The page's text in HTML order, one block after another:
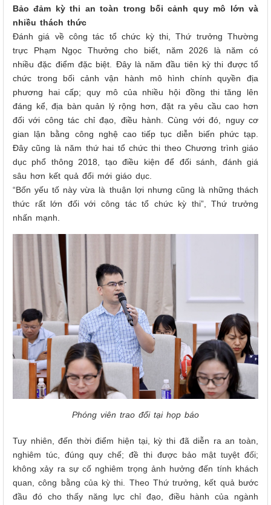
Bảo đảm kỳ thi an toàn trong bối cảnh quy mô lớn và
nhiều thách thức
Đánh giá về công tác tổ chức kỳ thi, Thứ trưởng Thường
trực Phạm Ngọc Thưởng cho biết, năm 2026 là năm có
nhiều đặc điểm đặc biệt. Đây là năm đầu tiên kỳ thi được tổ
chức trong bối cảnh vận hành mô hình chính quyền địa
phương hai cấp; quy mô của nhiều hội đồng thi tăng lên
đáng kể, địa bàn quản lý rộng hơn, đặt ra yêu cầu cao hơn
đối với công tác chỉ đạo, điều hành. Cùng với đó, nguy cơ
gian lận bằng công nghệ cao tiếp tục diễn biến phức tạp.
Đây cũng là năm thứ hai tổ chức thi theo Chương trình giáo
dục phổ thông 2018, tạo điều kiện để đối sánh, đánh giá
sâu hơn kết quả đổi mới giáo dục.
“Bốn yếu tố này vừa là thuận lợi nhưng cũng là những thách
thức rất lớn đối với công tác tổ chức kỳ thi”, Thứ trưởng
nhấn mạnh.
Phóng viên trao đổi tại họp báo
Tuy nhiên, đến thời điểm hiện tại, kỳ thi đã diễn ra an toàn,
nghiêm túc, đúng quy chế; đề thi được bảo mật tuyệt đối;
không xảy ra sự cố nghiêm trọng ảnh hưởng đến tính khách
quan, công bằng của kỳ thi. Theo Thứ trưởng, kết quả bước
đầu đó cho thấy năng lực chỉ đạo, điều hành của ngành